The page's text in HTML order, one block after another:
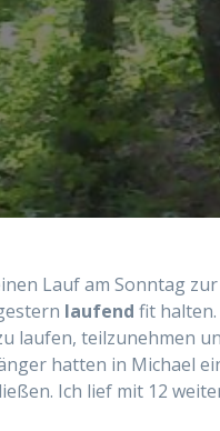
Lauf am Sonntag
laufend fit halten.
laufen, teilzunehmen
hatten in Michael
Ich lief mit 12